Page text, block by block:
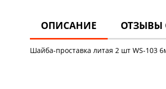
ОПИСАНИЕ ОТЗЫВЫ
Шайба-проставка литая 2 шт WS-103